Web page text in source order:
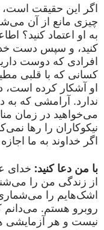
اگر این حقیقت است،
چیزی مانع از آن
به او اعتماد کنید؟
کنید، و سپس دست
افرادی که دوست
کسانی که با قلبی
او آشکار کرده است،
ندارد. آرامشی که به
می‌خواهید در زمان
نیکوکاران را رها
اگر خداوند به ما
با من دعا کنید: خدای
از زندگی من را
اشک‌هایم را
روبرو هستم. می‌دانم
نیست و هر آزمایشی